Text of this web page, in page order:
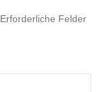
Erforderliche Felder